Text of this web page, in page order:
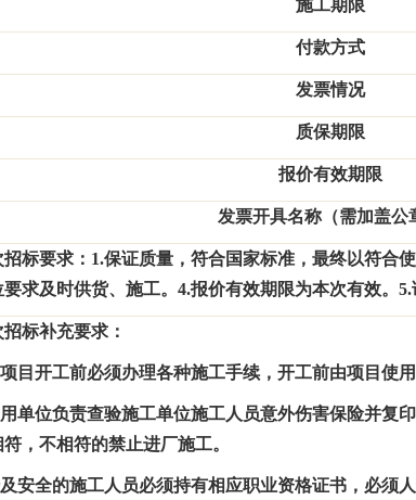
施工期限
付款方式
发票情况
质保期限
报价有效期限
发票开具名称（需加盖公
标要求： 1.保证质量，符合国家标准，最终以符合使
求及时供货、施工。 4.报价有效期限为本次有效。 5.
标补充要求：
目开工前必须办理各种施工手续，开工前由项目使
单位负责查验施工单位施工人员意外伤害保险并复
，不相符的禁止进厂施工。
安全的施工人员必须持有相应职业资格证书，必须